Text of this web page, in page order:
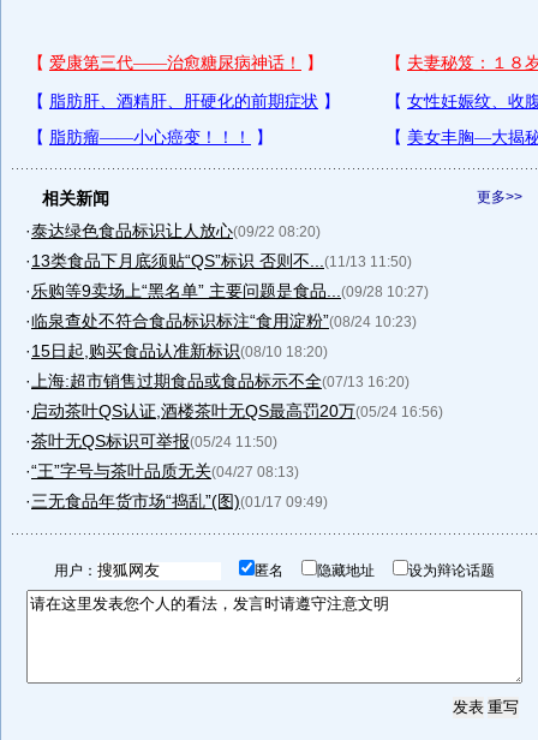
更多>>
相关新闻
·泰达绿色食品标识让人放心(09/22 08:20)
·13类食品下月底须贴“QS”标识 否则不... (11/13 11:50)
· 乐购等9卖场上“黑名单” 主要问题是食品... (09/28 10:27)
·临泉查处不符合食品标识标注“食用淀粉”(08/24 10:23)
·15日起,购买食品认准新标识(08/10 18:20)
· 上海:超市销售过期食品或食品标示不全(07/13 16:20)
· 启动茶叶QS认证,酒楼茶叶无QS最高罚20万(05/24 16:56)
·茶叶无QS标识可举报(05/24 11:50)
·“王”字号与茶叶品质无关(04/27 08:13)
·三无食品年货市场“捣乱”(图)(01/17 09:49)
用户： 匿名 隐藏地址 设为辩论话题